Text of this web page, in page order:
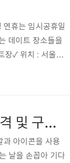
휴는 임시공휴일
데이트 장소들을
장✓ 위치 : 서울특
일(금) ~ 2025년
2023년 스타벅스 오텀 디즈니 콜라보 MD 가격 및 구매꿀팁
과 아이콘을 사용
날을 손꼽아 기다